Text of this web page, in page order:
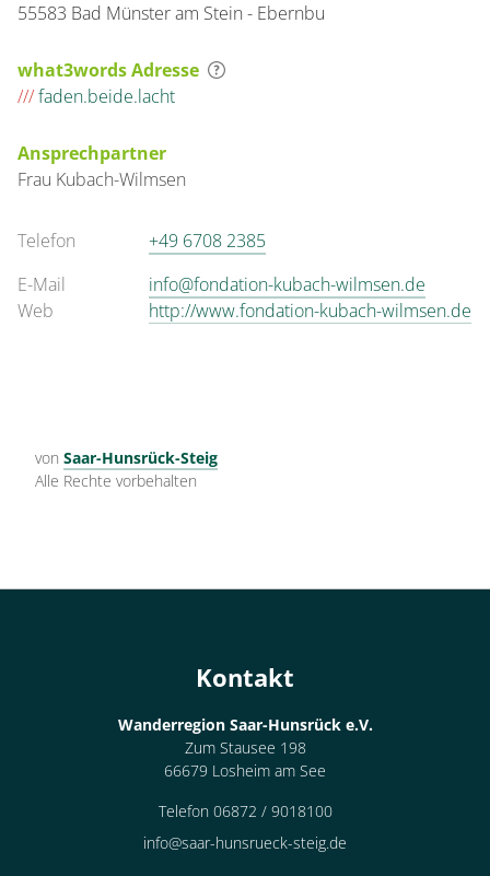
55583 Bad Münster am Stein - Ebernbu
what3words Adresse
///faden.beide.lacht
Ansprechpartner
Frau Kubach-Wilmsen
Telefon
+49 6708 2385
E-Mail
info@fondation-kubach-wilmsen.de
Web
http://www.fondation-kubach-wilmsen.de
von Saar-Hunsrück-Steig
Alle Rechte vorbehalten
Kontakt
Wanderregion Saar-Hunsrück e.V.
Zum Stausee 198
66679 Losheim am See
Telefon 06872 / 9018100
info@saar-hunsrueck-steig.de